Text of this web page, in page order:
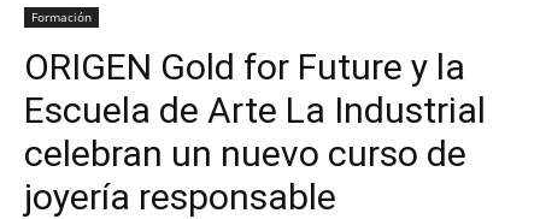
Formación
ORIGEN Gold for Future y la
Escuela de Arte La Industrial
celebran un nuevo curso de
joyería responsable